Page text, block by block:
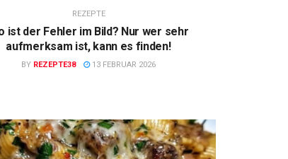
REZEPTE
ist der Fehler im Bild? Nur wer sehr
aufmerksam ist, kann es finden!
BY REZEPTE38 13 FEBRUAR 2026